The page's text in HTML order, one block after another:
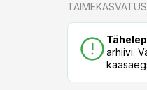
TAIMEKASVATUS
arhiivi.